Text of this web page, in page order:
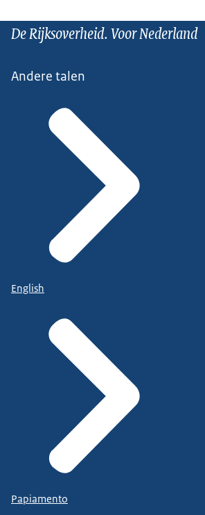
De Rijksoverheid. Voor Nederland
Andere talen
English
Papiamento